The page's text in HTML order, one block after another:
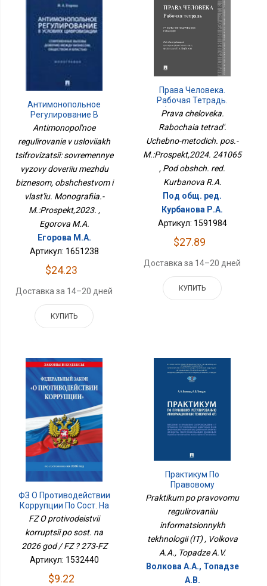
Антимонопольное
Регулирование В
Условиях
Цифровизации:
Современные Вызовы
Доверию Между
Бизнесом, Обществом И
Властью. Монография.-
М.:Проспект,2023.
Antimonopol'noe
regulirovanie v usloviiakh
tsifrovizatsii: sovremennye
vyzovy doveriiu mezhdu
biznesom, obshchestvom i
vlast'iu. Monografiia.-
M.:Prospekt,2023. ,
Egorova M.A.
Егорова М.А.
Артикул: 1651238
$24.23
Доставка за 14–20 дней
КУПИТЬ
Права Человека.
Рабочая Тетрадь.
Учебно-Методич. Пос.-
241065
Prava cheloveka.
Rabochaia tetrad'.
Uchebno-metodich. pos.-
M.:Prospekt,2024. 241065
, Pod obshch. red.
Kurbanova R.A.
Под общ. ред.
Курбанова Р.А.
Артикул: 1591984
$27.89
Доставка за 14–20 дней
КУПИТЬ
ФЗ О Противодействии
Коррупции По Сост. На
2026 Год / ФЗ № 273-ФЗ
FZ O protivodeistvii
korruptsii po sost. na
2026 god / FZ ? 273-FZ
Артикул: 1532440
$9.22
Практикум По
Правовому
Регулированию
Информационных
Технологий (IT)
Praktikum po pravovomu
regulirovaniiu
informatsionnykh
tekhnologii (IT) , Volkova
A.A., Topadze A.V.
Волкова А.А., Топадзе
А.В.